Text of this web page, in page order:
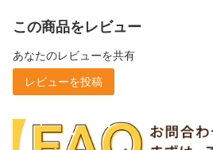
この商品をレビュー
あなたのレビューを共有
レビューを投稿